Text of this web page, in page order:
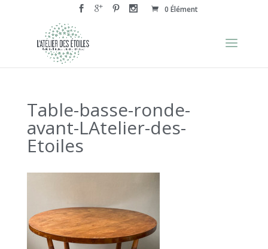
0 Élément
Table-basse-ronde-
avant-LAtelier-des-
Etoiles